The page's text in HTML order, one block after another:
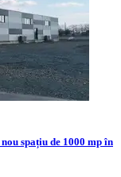
spațiu de 1000 mp în